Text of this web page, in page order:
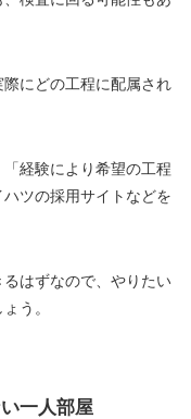
にどの工程に配属され
「経験により希望の工程
ツの採用サイトなどを
はずなので、やりたい
う。
一人部屋